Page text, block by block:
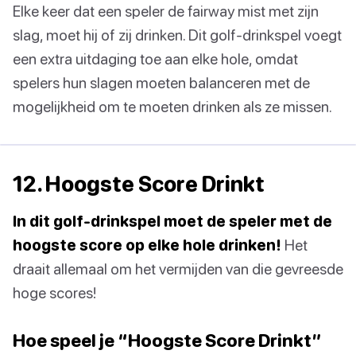
Elke keer dat een speler de fairway mist met zijn
slag, moet hij of zij drinken. Dit golf-drinkspel voegt
een extra uitdaging toe aan elke hole, omdat
spelers hun slagen moeten balanceren met de
mogelijkheid om te moeten drinken als ze missen.
12. Hoogste Score Drinkt
In dit golf-drinkspel moet de speler met de
hoogste score op elke hole drinken! Het
draait allemaal om het vermijden van die gevreesde
hoge scores!
Hoe speel je “Hoogste Score Drinkt”